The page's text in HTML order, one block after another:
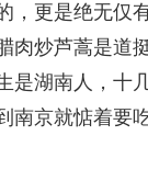
，更是绝无仅
肉炒芦蒿是道
湖南人，十
南京就惦着要